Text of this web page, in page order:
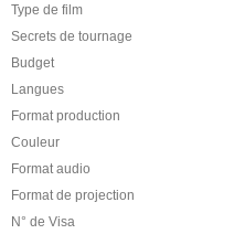
Type de film
Secrets de tournage
Budget
Langues
Format production
Couleur
Format audio
Format de projection
N° de Visa